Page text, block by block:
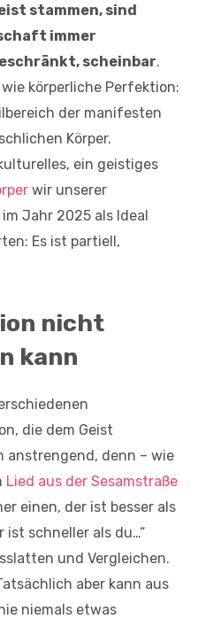
stammen, sind
immer
scheinbar.
körperliche Perfektion:
der manifesten
Körper.
ein geistiges
wir unserer
Jahr 2025 als Ideal
Es ist partiell,
nicht
kann
die dem Geist
denn – wie
Lied aus der Sesamstraße
einen, der ist besser als
ist schneller als du…“
und Vergleichen.
aber kann aus
niemals etwas